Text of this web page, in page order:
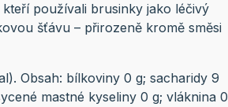
používali brusinky jako léčivý
šťávu – přirozeně kromě směsi
Obsah: bílkoviny 0 g; sacharidy 9
mastné kyseliny 0 g; vláknina 0